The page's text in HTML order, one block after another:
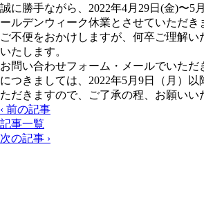
誠に勝手ながら、2022年4月29日(金)〜5
ールデンウィーク休業とさせていただき
ご不便をおかけしますが、何卒ご理解い
いたします。
お問い合わせフォーム・メールでいただ
につきましては、2022年5月9日（月）
ただきますので、ご了承の程、お願いい
‹ 前の記事
記事一覧
次の記事 ›